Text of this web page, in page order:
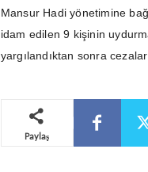
Mansur Hadi yönetimine
idam edilen 9 kişinin
yargılandıktan sonra
Paylaş